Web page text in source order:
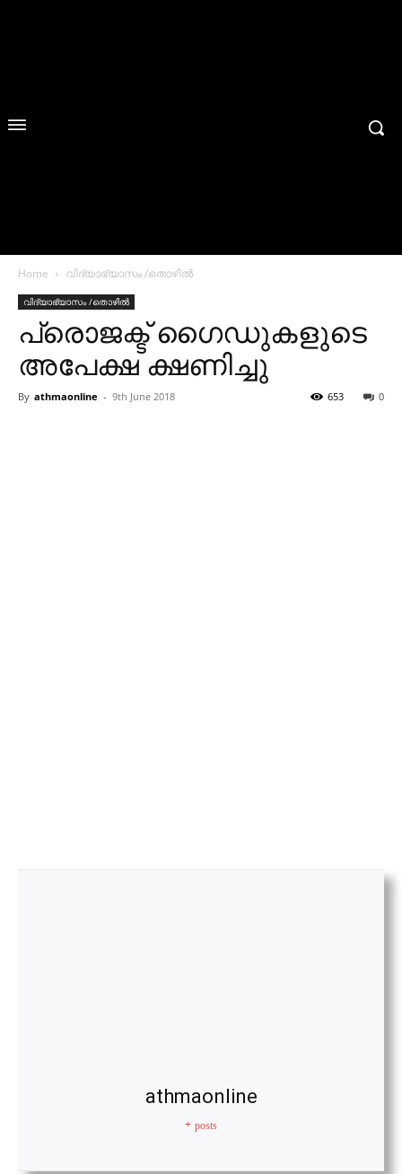
Home വിദ്യാഭ്യാസം /തൊഴിൽ
വിദ്യാഭ്യാസം /തൊഴിൽ
പ്രൊജക്ട് ഗൈഡുകളുടെ
അപേക്ഷ ക്ഷണിച്ചു
By athmaonline - 9th June 2018 0
653
athmaonline
+ posts